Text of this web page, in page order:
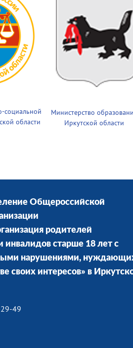
социальной
области
Министерство
Иркутской области
Общероссийской
родителей
инвалидов старше 18 лет с
нарушениями,
своих интересов» в
49